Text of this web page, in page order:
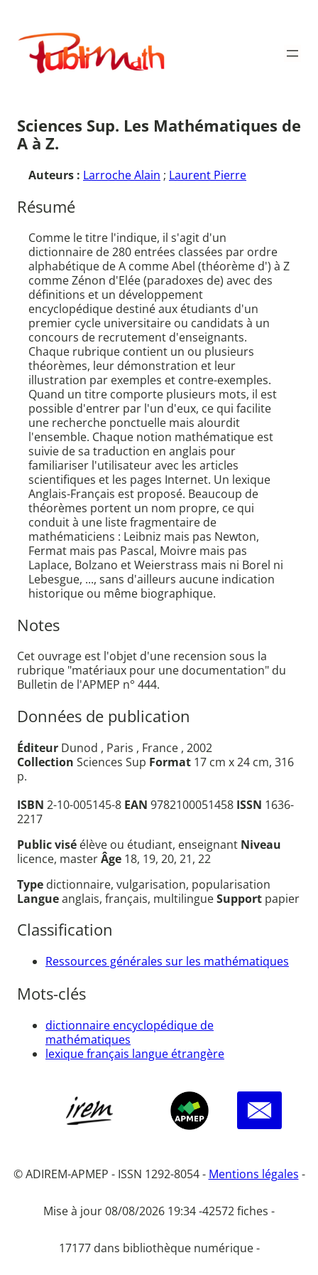
contenu
Publimath
Sciences Sup. Les Mathématiques de
A à Z.
Auteurs : Larroche Alain ; Laurent Pierre
Résumé
Comme le titre l'indique, il s'agit d'un
dictionnaire de 280 entrées classées par ordre
alphabétique de A comme Abel (théorème d') à Z
comme Zénon d'Elée (paradoxes de) avec des
définitions et un développement
encyclopédique destiné aux étudiants d'un
premier cycle universitaire ou candidats à un
concours de recrutement d'enseignants.
Chaque rubrique contient un ou plusieurs
théorèmes, leur démonstration et leur
illustration par exemples et contre-exemples.
Quand un titre comporte plusieurs mots, il est
possible d'entrer par l'un d'eux, ce qui facilite
une recherche ponctuelle mais alourdit
l'ensemble. Chaque notion mathématique est
suivie de sa traduction en anglais pour
familiariser l'utilisateur avec les articles
scientifiques et les pages Internet. Un lexique
Anglais-Français est proposé. Beaucoup de
théorèmes portent un nom propre, ce qui
conduit à une liste fragmentaire de
mathématiciens : Leibniz mais pas Newton,
Fermat mais pas Pascal, Moivre mais pas
Laplace, Bolzano et Weierstrass mais ni Borel ni
Lebesgue, ..., sans d'ailleurs aucune indication
historique ou même biographique.
Notes
Cet ouvrage est l'objet d'une recension sous la
rubrique "matériaux pour une documentation" du
Bulletin de l'APMEP n° 444.
Données de publication
Éditeur Dunod , Paris , France , 2002
Collection Sciences Sup Format 17 cm x 24 cm, 316
p.
ISBN 2-10-005145-8 EAN 9782100051458 ISSN 1636-
2217
Public visé élève ou étudiant, enseignant Niveau
licence, masterÂge 18, 19, 20, 21, 22
Type dictionnaire, vulgarisation, popularisation
Langueanglais, français, multilingueSupport papier
Classification
Ressources générales sur les mathématiques
Mots-clés
dictionnaire encyclopédique de
mathématiques
lexique français langue étrangère
© ADIREM-APMEP - ISSN 1292-8054 - Mentions légales -
Mise à jour 08/08/2026 19:34 -42572 fiches -
17177 dans bibliothèque numérique -